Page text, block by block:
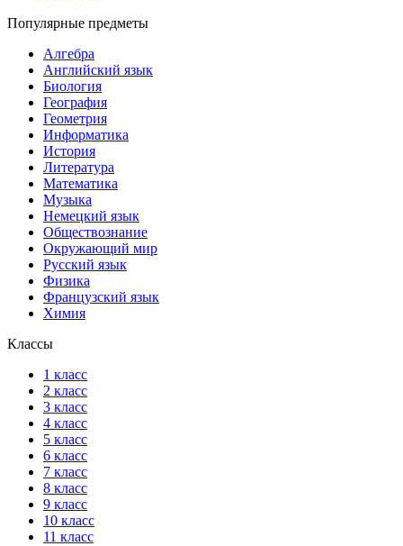
Популярные предметы
Алгебра
Английский язык
Биология
География
Геометрия
Информатика
История
Литература
Математика
Музыка
Немецкий язык
Обществознание
Окружающий мир
Русский язык
Физика
Французский язык
Химия
Классы
1 класс
2 класс
3 класс
4 класс
5 класс
6 класс
7 класс
8 класс
9 класс
10 класс
11 класс